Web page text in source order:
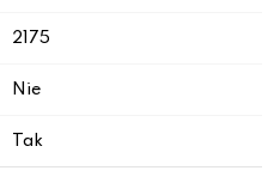
2175
Nie
Tak